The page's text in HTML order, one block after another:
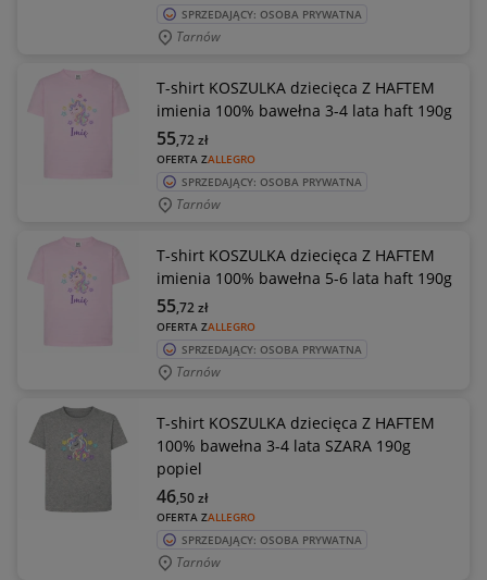
SPRZEDAJĄCY: OSOBA PRYWATNA
Tarnów
T-shirt KOSZULKA dziecięca Z HAFTEM
imienia 100% bawełna 3-4 lata haft 190g
OFERTA ZALLEGRO
55,72zł
SPRZEDAJĄCY: OSOBA PRYWATNA
Tarnów
T-shirt KOSZULKA dziecięca Z HAFTEM
imienia 100% bawełna 5-6 lata haft 190g
OFERTA ZALLEGRO
55,72zł
SPRZEDAJĄCY: OSOBA PRYWATNA
Tarnów
T-shirt KOSZULKA dziecięca Z HAFTEM
100% bawełna 3-4 lata SZARA 190g
popiel
OFERTA ZALLEGRO
46,50zł
SPRZEDAJĄCY: OSOBA PRYWATNA
Tarnów